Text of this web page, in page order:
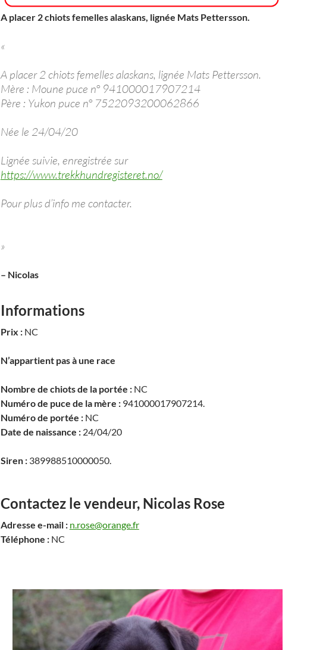
A placer 2 chiots femelles alaskans, lignée Mats Pettersson.
«
A placer 2 chiots femelles alaskans, lignée Mats Pettersson.
Mère : Moune puce n° 941000017907214
Père : Yukon puce n° 7522093200062866
Née le 24/04/20
Lignée suivie, enregistrée sur
https://www.trekkhundregisteret.no/
Pour plus d’info me contacter.
»
– Nicolas
Informations
Prix :NC
N’appartient pas à une race
Nombre de chiots de la portée :NC
Numéro de puce de la mère :941000017907214.
Numéro de portée :NC
Date de naissance : 24/04/20
Siren :389988510000050.
Contactez le vendeur, Nicolas Rose
Adresse e-mail : n.rose@orange.fr
Téléphone :NC